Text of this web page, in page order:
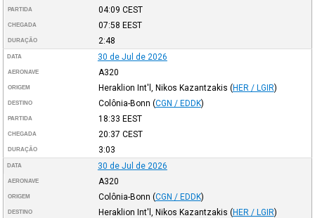
PARTIDA 04:09 CEST
CHEGADA 07:58 EEST
DURAÇÃO 2:48
DATA 30 de Jul de 2026
AERONAVE A320
ORIGEM Heraklion Int'l, Nikos Kazantzakis (HER / LGIR)
DESTINO Colônia-Bonn (CGN / EDDK)
PARTIDA 18:33 EEST
CHEGADA 20:37 CEST
DURAÇÃO 3:03
DATA 30 de Jul de 2026
AERONAVE A320
ORIGEM Colônia-Bonn (CGN / EDDK)
DESTINO Heraklion Int'l, Nikos Kazantzakis (HER / LGIR)